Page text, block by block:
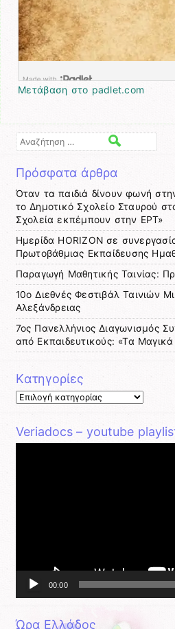
Μετάβαση στο padlet.com
Αναζήτηση
Πρόσφατα άρθρα
Όταν τα παιδιά δίνουν φωνή
το Δημοτικό Σχολείο Σταυρού
Σχολεία εκπέμπουν στην ΕΡΤ»
Ημερίδα HORIZON σε
Πρωτοβάθμιας Εκπαίδευσης
Παραγωγή Μαθητικής Ταινίας:
10ο Διεθνές Φεστιβάλ Ταινιών
Αλεξάνδρειας
7ος Πανελλήνιος Διαγωνισμός
από Εκπαιδευτικούς: «Τα Μαγικά
Kατηγορίες
Kατηγορίες
Veriadocs – youtube
00:00
Ώρα Ελλάδος